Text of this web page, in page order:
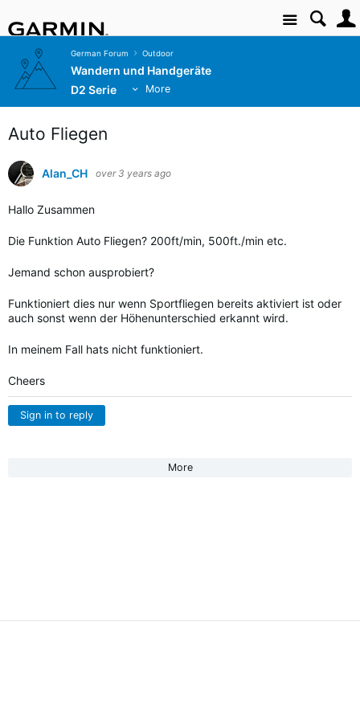
Site
German Forum Outdoor
Wandern und Handgeräte
D2 Serie
More
Auto Fliegen
Alan_CH over 3 years ago
Hallo Zusammen
Die Funktion Auto Fliegen? 200ft/min, 500ft./min etc.
Jemand schon ausprobiert?
Funktioniert dies nur wenn Sportfliegen bereits aktiviert ist oder
auch sonst wenn der Höhenunterschied erkannt wird.
In meinem Fall hats nicht funktioniert.
Cheers
Sign in to reply
More